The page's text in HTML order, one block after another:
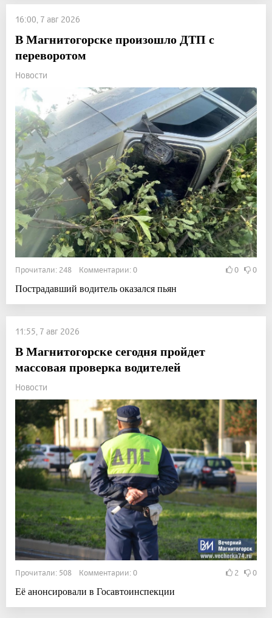
16:00, 7 авг 2026
В Магнитогорске произошло ДТП с
переворотом
Новости
Прочитали: 248 Комментарии: 0 0 0
Пострадавший водитель оказался пьян
11:55, 7 авг 2026
В Магнитогорске сегодня пройдет
массовая проверка водителей
Новости
Прочитали: 508 Комментарии: 0 2 0
Её анонсировали в Госавтоинспекции